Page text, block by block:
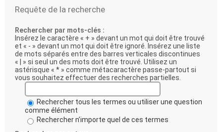
Requête de la recherche
Rechercher par mots-clés :
Insérez le caractère « + » devant un mot qui doit être trouvé
et « - » devant un mot qui doit être ignoré. Insérez une liste
de mots séparés entre des barres verticales discontinues
« | » si seul un des mots doit être trouvé. Utilisez un
astérisque « * » comme métacaractère passe-partout si
vous souhaitez effectuer des recherches partielles.
Rechercher tous les termes ou utiliser une question
comme élément
Rechercher n’importe quel de ces termes